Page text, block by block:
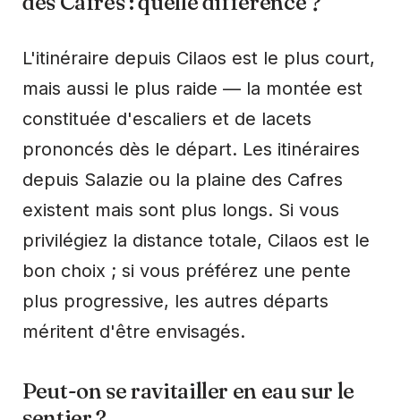
L'itinéraire depuis Cilaos est le plus court,
mais aussi le plus raide — la montée est
constituée d'escaliers et de lacets
prononcés dès le départ. Les itinéraires
depuis Salazie ou la plaine des Cafres
existent mais sont plus longs. Si vous
privilégiez la distance totale, Cilaos est le
bon choix ; si vous préférez une pente
plus progressive, les autres départs
méritent d'être envisagés.
Peut-on se ravitailler en eau sur le